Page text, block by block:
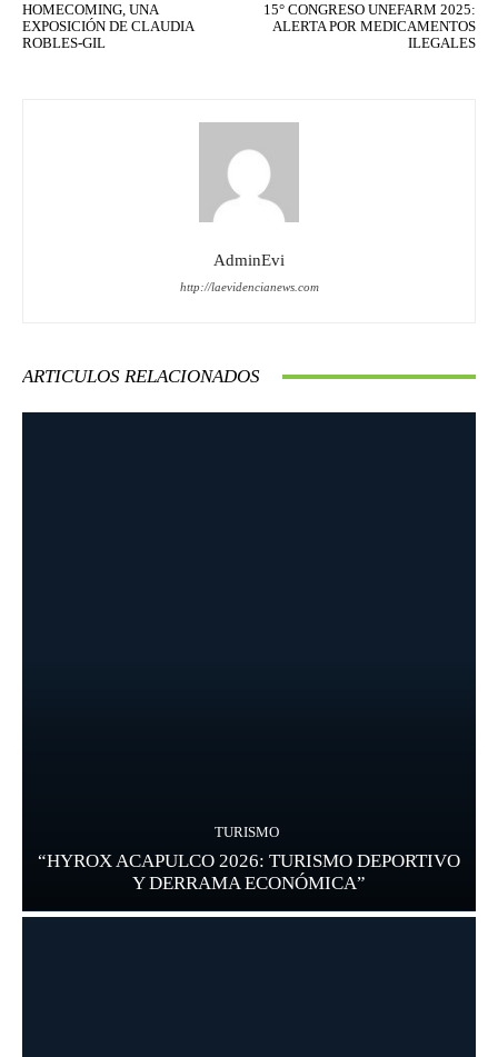
HOMECOMING, UNA
EXPOSICIÓN DE CLAUDIA
ROBLES-GIL
15° CONGRESO UNEFARM 2025:
ALERTA POR MEDICAMENTOS
ILEGALES
AdminEvi
http://laevidencianews.com
ARTICULOS RELACIONADOS
TURISMO
“HYROX ACAPULCO 2026: TURISMO DEPORTIVO
Y DERRAMA ECONÓMICA”